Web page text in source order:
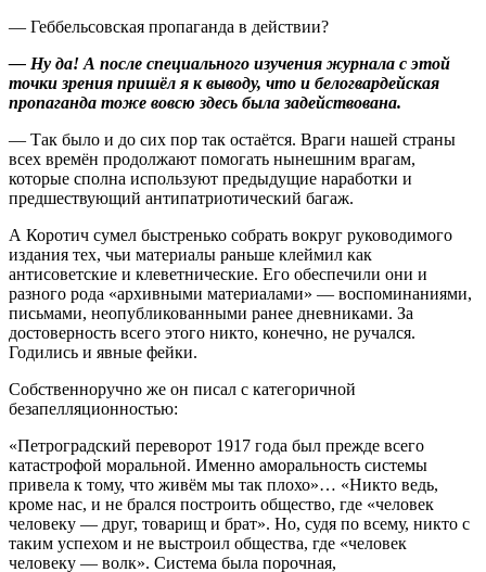
— Геббельсовская пропаганда в действии?
— Ну да! А после специального изучения журнала с этой
точки зрения пришёл я к выводу, что и белогвардейская
пропаганда тоже вовсю здесь была задействована.
— Так было и до сих пор так остаётся. Враги нашей страны
всех времён продолжают помогать нынешним врагам,
которые сполна используют предыдущие наработки и
предшествующий антипатриотический багаж.
А Коротич сумел быстренько собрать вокруг руководимого
издания тех, чьи материалы раньше клеймил как
антисоветские и клеветнические. Его обеспечили они и
разного рода «архивными материалами» — воспоминаниями,
письмами, неопубликованными ранее дневниками. За
достоверность всего этого никто, конечно, не ручался.
Годились и явные фейки.
Собственноручно же он писал с категоричной
безапелляционностью:
«Петроградский переворот 1917 года был прежде всего
катастрофой моральной. Именно аморальность системы
привела к тому, что живём мы так плохо»… «Никто ведь,
кроме нас, и не брался построить общество, где «человек
человеку — друг, товарищ и брат». Но, судя по всему, никто с
таким успехом и не выстроил общества, где «человек
человеку — волк». Система была порочная,